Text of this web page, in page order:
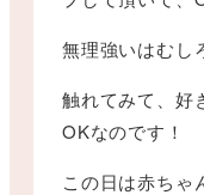
無理強いはむし
触れてみて、好
OKなのです！
この日は赤ちゃ